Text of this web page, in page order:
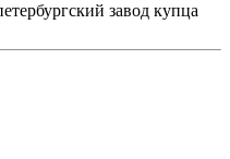
завод купца